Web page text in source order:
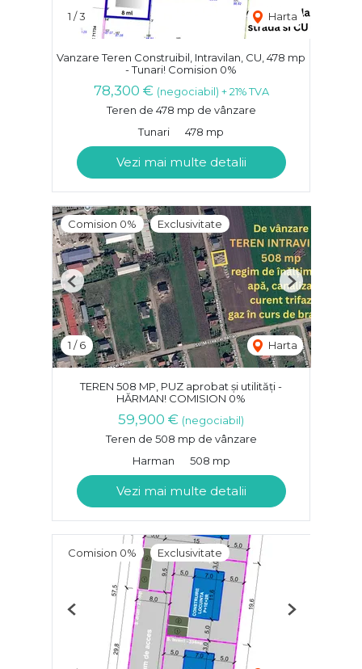
1 /3 Harta
Vanzare Teren Construibil, Intravilan, CU, 478 mp
- Tunari! Comision 0%
78,300 € (negociabil) + 21% TVA
Teren de 478 mp de vânzare
Tunari
478 mp
Vezi mai multe detalii
Comision 0% Exclusivitate
1 /6 Harta
Previous Next
TEREN 508 MP, PUZ aprobat și utilități -
HĂRMAN! COMISION 0%
59,900 € (negociabil)
Teren de 508 mp de vânzare
Harman
508 mp
Vezi mai multe detalii
Comision 0% Exclusivitate
Previous Next